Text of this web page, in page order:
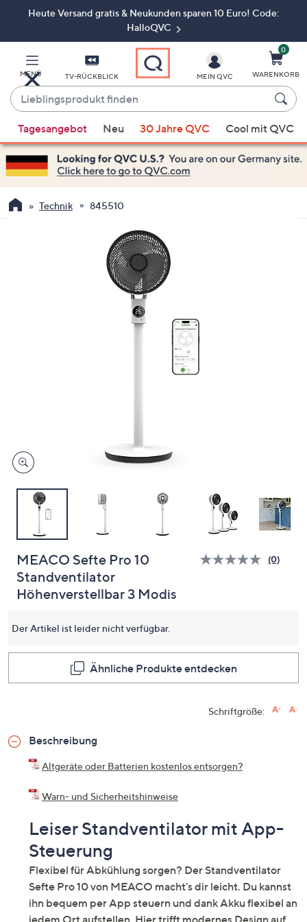
ZumHeute Versand gratis & Neukunden sparen 10 Euro! Code:
HalloQVC
MENÜ TV-RÜCKBLICK
Lieblingsprodukt
finden
Vorschläge
verfügbar
sind,
verwenden
Sie
links
bzw.
anzuzeigen.
MEIN QVC
0
WARENKORB
Tagesangebot Neu 30 Jahre QVC Cool mit QVC
Technik 845510
MEACO Sefte Pro 10
Standventilator
Höhenverstellbar 3 Modis
Bisher
Link
Seite.
(0)
Der Artikel ist leider nicht verfügbar.
Ähnliche Produkte entdecken
Schriftgröße:
Beschreibung
Altgeräte oder Batterien kostenlos entsorgen?
Warn- und Sicherheitshinweise
Leiser Standventilator mit App-
Steuerung
Flexibel für Abkühlung sorgen? Der Standventilator
Sefte Pro 10 von MEACO macht's dir leicht. Du kannst
ihn bequem per App steuern und dank Akku flexibel an